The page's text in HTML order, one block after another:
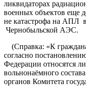
ликвидаторах
военных объектов еще
не катастрофа на АПЛ
Чернобыльской АЭС.
(Справка: «К
согласно
Федерации относятся
вольнонаёмного
органов Комитета